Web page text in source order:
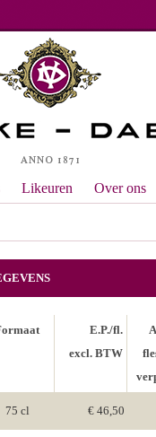
Likeuren Over ons
E.P./fl.
excl. BTW
75 cl € 46,50